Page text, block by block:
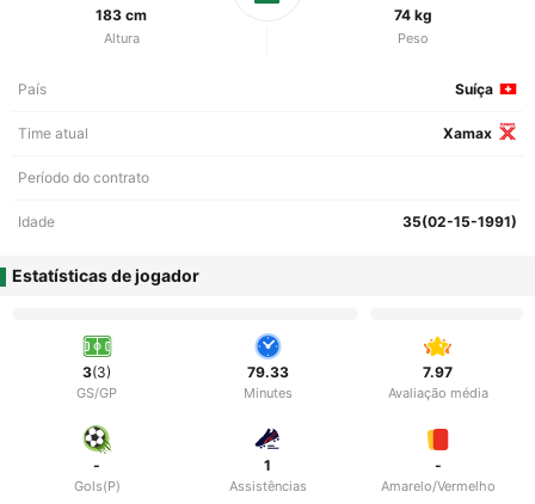
183 cm
Altura
74 kg
Peso
País Suíça
Time atual Xamax
Período do contrato
Idade 35(02-15-1991)
Estatísticas de jogador
3(3)
GS/GP
79.33
Minutes
7.97
Avaliação média
-
Gols(P)
1
Assistências
-
Amarelo/Vermelho